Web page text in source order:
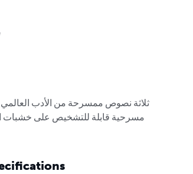
ثلاثة نصوص ممسرحة من الأدب
مسرحية قابلة للتشخيص على خشبات